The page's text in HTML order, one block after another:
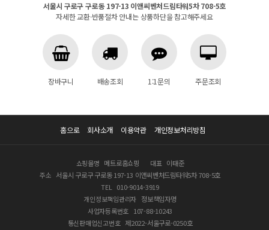
서울시 구로구 구로동 197-13 이앤씨벤처드림타워5차 708-5호
자세한 교환·반품절차 안내는 상품하단을 참고해주세요
장바구니 배송조회 1:1문의 주문조회
홈으로 회사소개 이용약관 개인정보처리방침
쇼핑몰명 메트로홈쇼핑 대표 이태준
주소 서울시 구로구 구로동 197-13 이앤씨벤처드림타워5차 708-5호
TEL 010-9014-3919
개인정보책임관리자 정보책임자명
사업자등록번호 107-88-10243
통신판매업신고번호 제2022-서울구로-0250호